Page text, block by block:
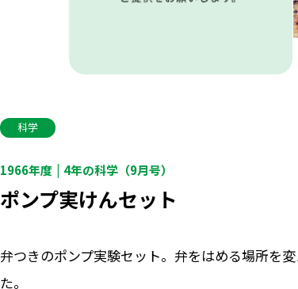
科学
1966年度 4年の科学（9月号）
ポンプ実けんセット
弁つきのポンプ実験セット。弁をはめる場所を
た。